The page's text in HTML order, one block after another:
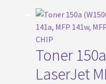
Toner
LaserJet